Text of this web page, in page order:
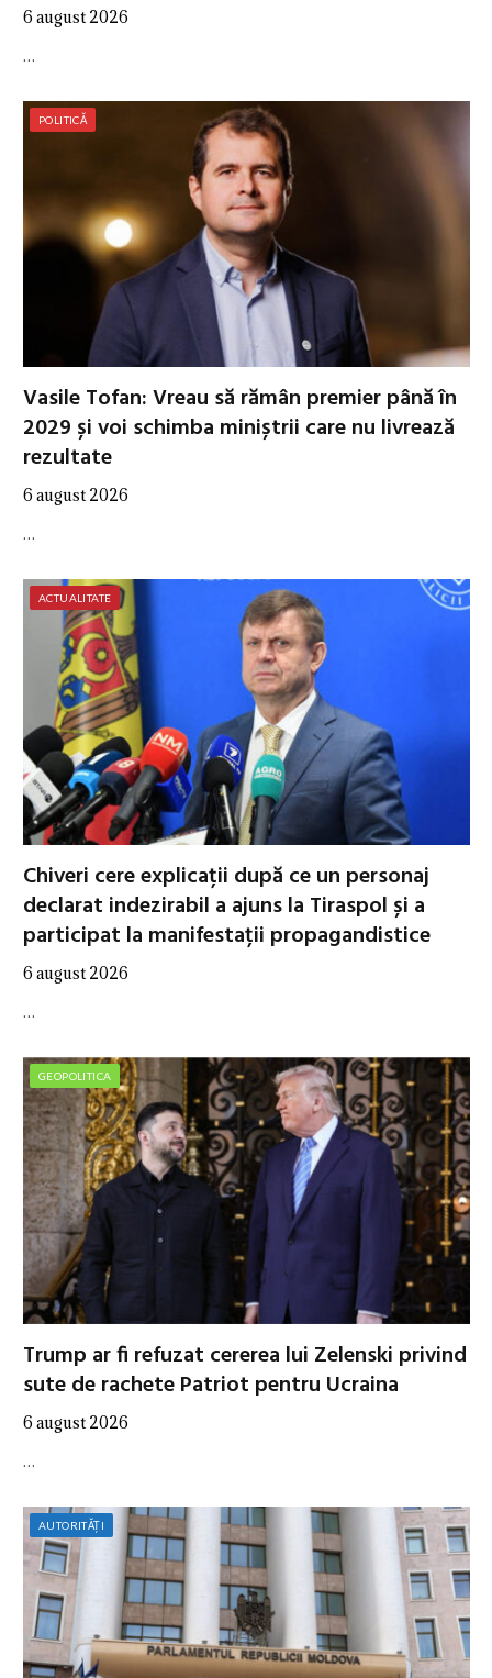
6 august 2026
…
POLITICĂ
Vasile Tofan: Vreau să rămân premier până în
2029 și voi schimba miniștrii care nu livrează
rezultate
6 august 2026
…
ACTUALITATE
Chiveri cere explicații după ce un personaj
declarat indezirabil a ajuns la Tiraspol și a
participat la manifestații propagandistice
6 august 2026
…
GEOPOLITICA
Trump ar fi refuzat cererea lui Zelenski privind
sute de rachete Patriot pentru Ucraina
6 august 2026
…
AUTORITĂȚI